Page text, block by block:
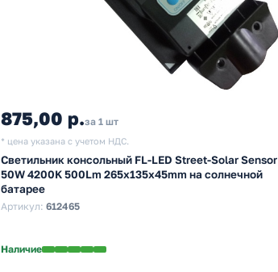
875,00 р.за 1 шт
* цена указана с учетом НДС.
Светильник консольный FL-LED Street-Solar Sensor
50W 4200K 500Lm 265x135x45mm на солнечной
батарее
Артикул: 612465
Наличие